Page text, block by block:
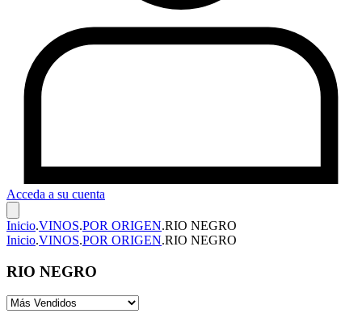
Acceda a su cuenta
Inicio.VINOS.POR ORIGEN.RIO NEGRO
Inicio.VINOS.POR ORIGEN.RIO NEGRO
RIO NEGRO